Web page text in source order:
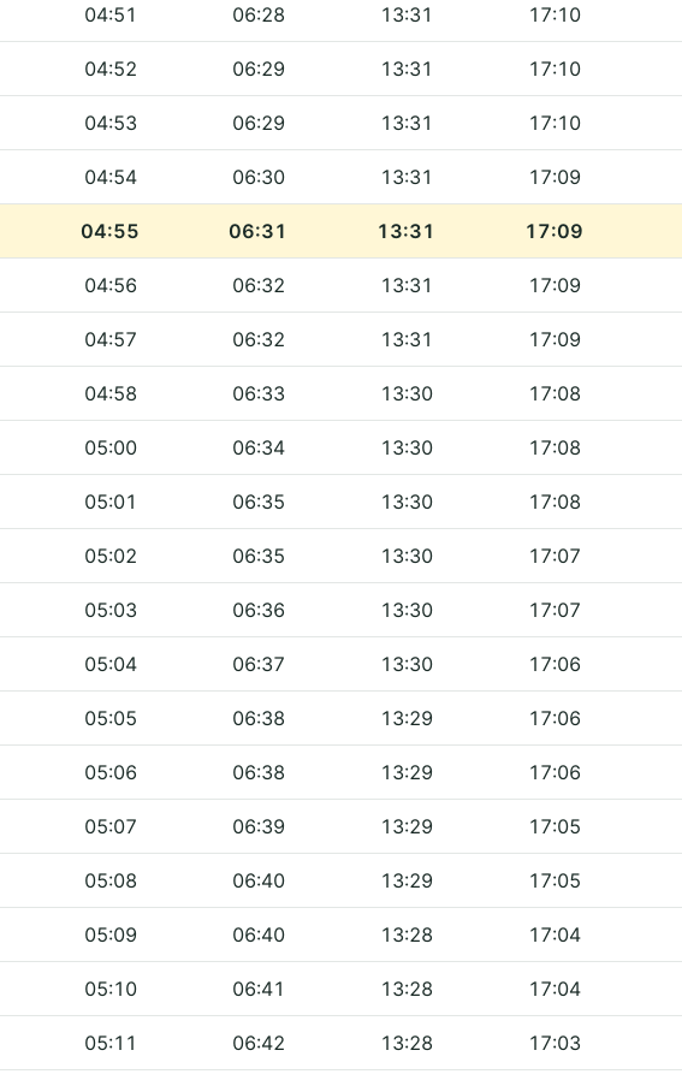
04:51 06:28 13:31 17:10
04:52 06:29 13:31 17:10
04:53 06:29 13:31 17:10
04:54 06:30 13:31 17:09
04:55 06:31 13:31 17:09
04:56 06:32 13:31 17:09
04:57 06:32 13:31 17:09
04:58 06:33 13:30 17:08
05:00 06:34 13:30 17:08
05:01 06:35 13:30 17:08
05:02 06:35 13:30 17:07
05:03 06:36 13:30 17:07
05:04 06:37 13:30 17:06
05:05 06:38 13:29 17:06
05:06 06:38 13:29 17:06
05:07 06:39 13:29 17:05
05:08 06:40 13:29 17:05
05:09 06:40 13:28 17:04
05:10 06:41 13:28 17:04
05:11 06:42 13:28 17:03